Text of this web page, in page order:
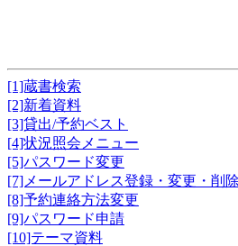
[1]蔵書検索
[2]新着資料
[3]貸出/予約ベスト
[4]状況照会メニュー
[5]パスワード変更
[7]メールアドレス登録・変更・削除
[8]予約連絡方法変更
[9]パスワード申請
[10]テーマ資料